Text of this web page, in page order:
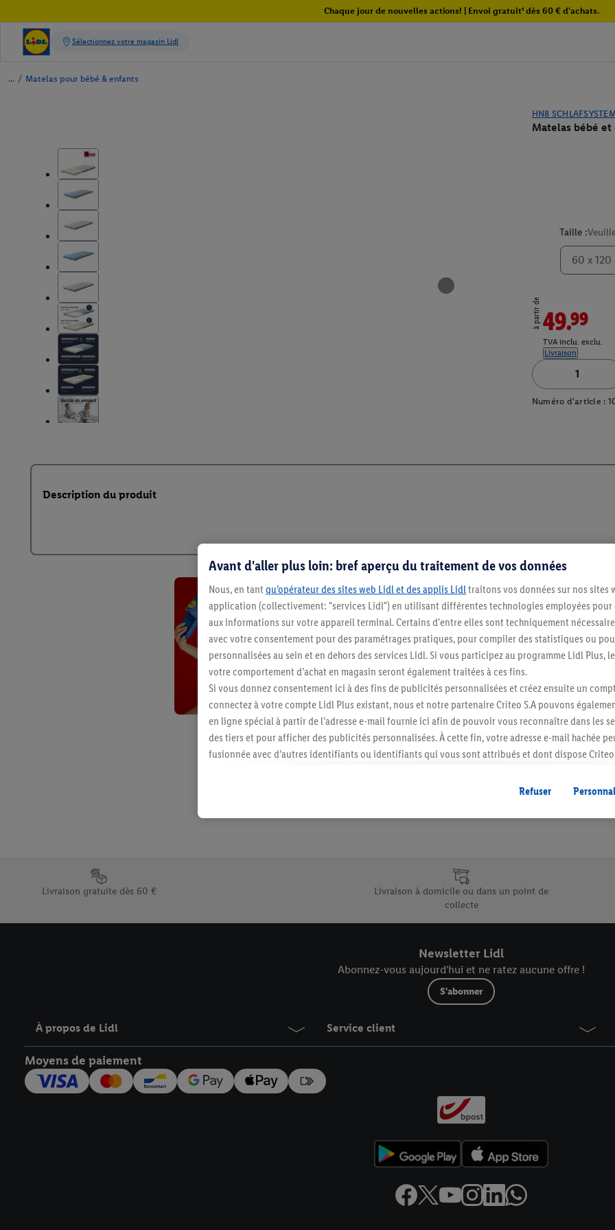
Chaque jour de nouvelles actions! | Envoi gratuit¹ dès 60 € d'achats.
/ Matelas pour bébé & enfants
HN8
Matelas bébé
Taille :
60 x 120
à partir de49.99
TVA inclu. exclu.
Livraison
Numéro d'article :
Description du produit
Restez au
Abonnez-vous à la
S'abonner
Élément du pied de page avec les différents arguments de vente uniques de Lidl.be
Livraison gratuite dès 60 €
Livraison à domicile ou dans un point de
collecte
Newsletter Lidl
Abonnez-vous aujourd'hui et ne ratez aucune offre !
S'abonner
À propos de Lidl Service client
Moyens de paiement
Avant d'aller plus loin: bref aperçu du traitement de vos données
Nous, en tant qu’opérateur des sites web Lidl et des applis Lidltraitons vos données sur nos sites
application (collectivement: "services Lidl") en utilisant différentes technologies employées pour
aux informations sur votre appareil terminal. Certains d'entre elles sont techniquement
avec votre consentement pour des paramétrages pratiques, pour compiler des statistiques ou
personnalisées au sein et en dehors des services Lidl. Si vous participez au programme Lidl Plus,
votre comportement d’achat en magasin seront également traitées à ces fins.
Si vous donnez consentement ici à des fins de publicités personnalisées et créez ensuite un
connectez à votre compte Lidl Plus existant, nous et notre partenaire Criteo S.A pouvons
en ligne spécial à partir de l’adresse e-mail fournie ici afin de pouvoir vous reconnaître dans les
des tiers et pour afficher des publicités personnalisées. À cette fin, votre adresse e-mail hachée
fusionnée avec d’autres identifiants ou identifiants qui vous sont attribués et dont dispose Criteo
vous avez montré de l’intérêt (par exemple en plaçant le produit dans un panier d’un webshop
l’achat) peuvent également être affichées sur plusieurs apppareils et plusieurs services de Lidl si
plusieurs services de Lidl peuvent vous être attribués en utilisant votre adresse e-mail hachée et,
En cliquant sur « Refuser », vous pouvez autoriser uniquement l’utilisation des technologies
« Accepter », vous autorisez tous les traitements pour toutes les finalités susmentionnées. Vous
Refuser